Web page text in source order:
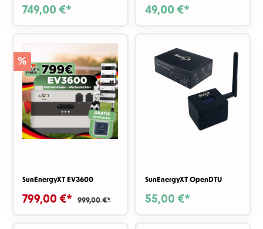
749,00 €* 49,00 €*
%
SunEnergyXT EV3600
799,00 €* 999,00 €*
SunEnergyXT OpenDTU
55,00 €*